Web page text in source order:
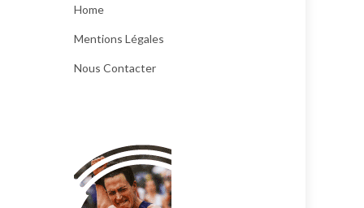
Home
Mentions Légales
Nous Contacter